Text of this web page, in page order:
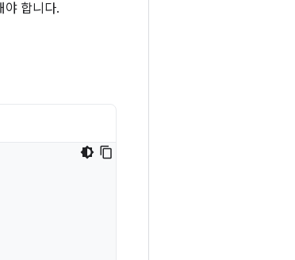
야 합니다.